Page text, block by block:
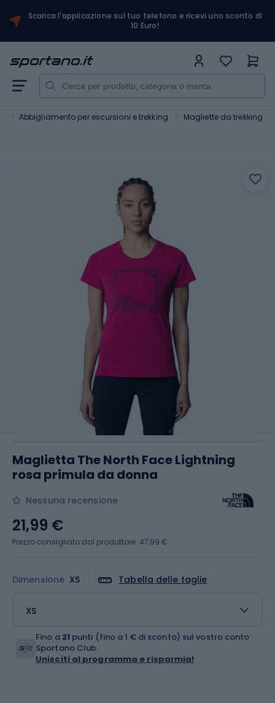
Scarica l'applicazione sul tuo telefono e ricevi uno sconto di
10 Euro!
Abbigliamento per escursioni e trekking Magliette da trekking
Maglietta The North Face Lightning
rosa primula da donna
Nessuna recensione
Dimensione XS Tabella delle taglie
XS
21,99 €
Prezzo consigliato dal produttore: 47,99 €
Fino a 21 punti (fino a 1 € di sconto) sul vostro conto
Sportano Club.
Unisciti al programma e risparmia!